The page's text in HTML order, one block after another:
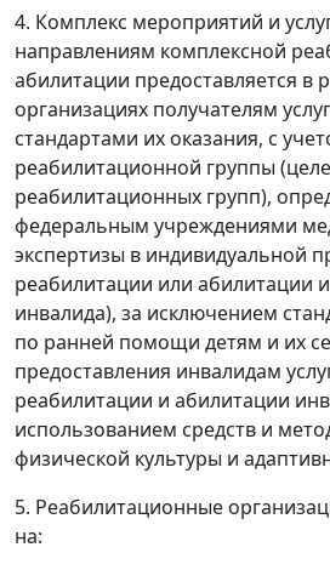
4. Комплекс мероприятий и
направлениям комплексной
абилитации предоставляется в
организациях получателям
стандартами их оказания, с
реабилитационной группы
реабилитационных групп),
федеральным учреждениями
экспертизы в индивидуальной
реабилитации или абилитации
инвалида), за исключением
по ранней помощи детям и их
предоставления инвалидам
реабилитации и абилитации
использованием средств и
физической культуры и
5. Реабилитационные
на: